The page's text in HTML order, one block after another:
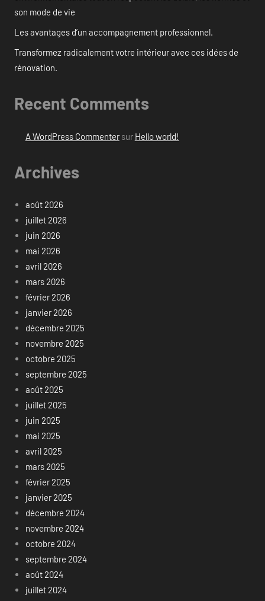
son mode de vie
Les avantages d’un accompagnement professionnel.
Transformez radicalement votre intérieur avec ces idées de
rénovation.
Recent Comments
A WordPress Commentersur Hello world!
Archives
août 2026
juillet 2026
juin 2026
mai 2026
avril 2026
mars 2026
février 2026
janvier 2026
décembre 2025
novembre 2025
octobre 2025
septembre 2025
août 2025
juillet 2025
juin 2025
mai 2025
avril 2025
mars 2025
février 2025
janvier 2025
décembre 2024
novembre 2024
octobre 2024
septembre 2024
août 2024
juillet 2024